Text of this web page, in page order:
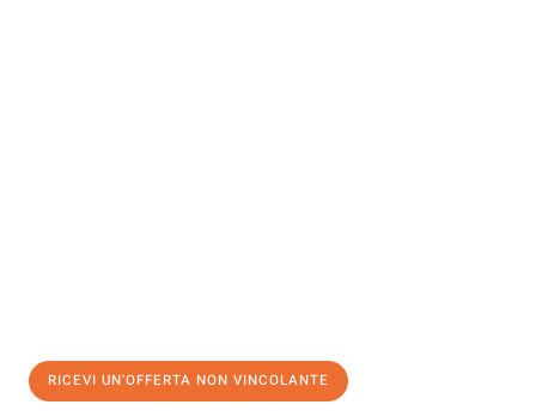
RICEVI UN'OFFERTA NON VINCOLANTE